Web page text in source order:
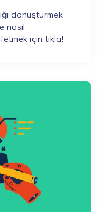
dönüştürmek
nasıl
için tıkla!